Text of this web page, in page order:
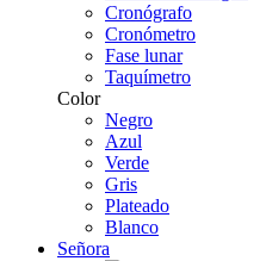
Cronógrafo
Cronómetro
Fase lunar
Taquímetro
Color
Negro
Azul
Verde
Gris
Plateado
Blanco
Señora